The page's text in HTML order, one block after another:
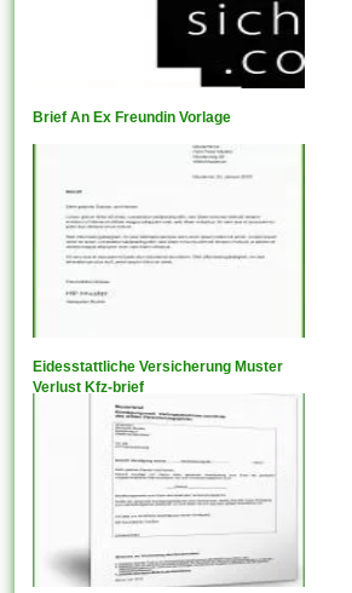
Brief An Ex Freundin Vorlage
Eidesstattliche Versicherung Muster
Verlust Kfz-brief